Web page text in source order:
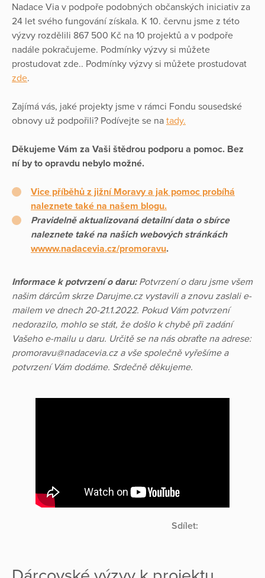
Nadace Via v podpoře podobných občanských iniciativ za
24 let svého fungování získala. K 10. červnu jsme z této
výzvy rozdělili 867 500 Kč na 10 projektů a v podpoře
nadále pokračujeme. Podmínky výzvy si můžete
prostudovat zde.. Podmínky výzvy si můžete prostudovat
zde.
Zajímá vás, jaké projekty jsme v rámci Fondu sousedské
obnovy už podpořili? Podívejte se na tady.
Děkujeme Vám za Vaši štědrou podporu a pomoc. Bez
ní by to opravdu nebylo možné.
Vice příběhů z jižní Moravy a jak pomoc probíhá
naleznete také na našem blogu.
Pravidelně aktualizovaná detailní data o sbírce
naleznete také na našich webových stránkách
wwww.nadacevia.cz/promoravu.
Informace k potvrzení o daru:Potvrzení o daru jsme všem
našim dárcům skrze Darujme.cz vystavili a znovu zaslali e-
mailem ve dnech 20-21.1.2022. Pokud Vám potvrzení
nedorazilo, mohlo se stát, že došlo k chybě při zadání
Vašeho e-mailu u daru. Určitě se na nás obraťte na adrese:
promoravu@nadacevia.cz a vše společně vyřešíme a
potvrzení Vám dodáme. Srdečně děkujeme.
Sdílet: